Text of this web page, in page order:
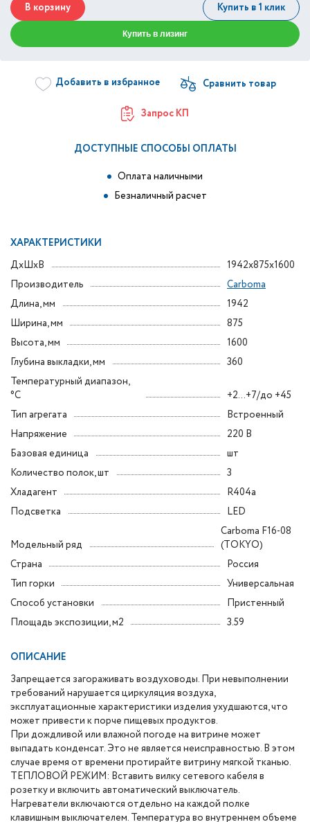
В корзину Купить в 1 клик
Купить в лизинг
Добавить в избранное
Запрос КП
ДОСТУПНЫЕ СПОСОБЫ ОПЛАТЫ
Оплата наличными
Безналичный расчет
ХАРАКТЕРИСТИКИ
ДxШxВ
1942x875x1600
Производитель
Carboma
Длина, мм
1942
Ширина, мм
875
Высота, мм
1600
Глубина выкладки, мм
360
Температурный диапазон,
°C
+2...+7/до +45
Тип агрегата
Встроенный
Напряжение
220 В
Базовая единица
шт
Количество полок, шт
3
Хладагент
R404а
Подсветка
LED
Модельный ряд
Carboma F16-08
(TOKYO)
Страна
Россия
Тип горки
Универсальная
Способ установки
Пристенный
Площадь экспозиции, м2
3.59
ОПИСАНИЕ
Запрещается загораживать воздуховоды. При невыполнении
требований нарушается циркуляция воздуха,
эксплуатационные характеристики изделия ухудшаются, что
может привести к порче пищевых продуктов.
При дождливой или влажной погоде на витрине может
выпадать конденсат. Это не является неисправностью. В этом
случае время от времени протирайте витрину мягкой тканью.
ТЕПЛОВОЙ РЕЖИМ: Вставить вилку сетевого кабеля в
розетку и включить автоматический выключатель.
Нагреватели включаются отдельно на каждой полке
клавишным выключателем. Температура во внутреннем объеме